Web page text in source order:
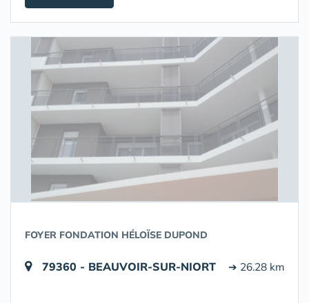
FOYER FONDATION HÉLOÏSE DUPOND
79360 - BEAUVOIR-SUR-NIORT ➔ 26.28 km